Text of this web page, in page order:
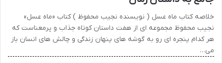
خلاصه کتاب ماه عسل ( نویسنده نجیب محفوظ ) کتاب «ماه عسل»
نجیب محفوظ مجموعه ای از هفت داستان کوتاه جذاب و پرمعناست که
هر کدام پنجره ای رو به گوشه های پنهان زندگی و چالش های انسان باز
می…